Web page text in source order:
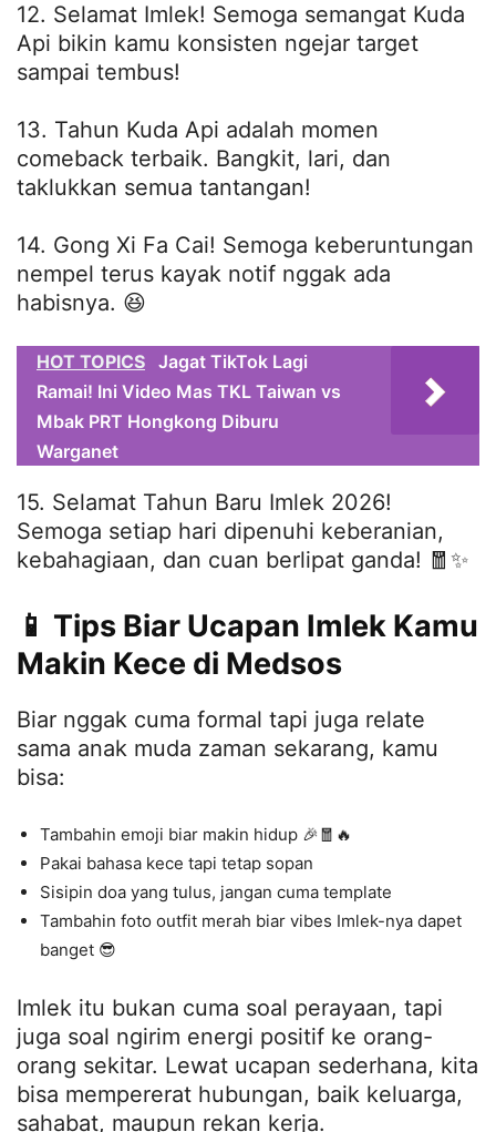
12. Selamat Imlek! Semoga semangat Kuda
Api bikin kamu konsisten ngejar target
sampai tembus!
13. Tahun Kuda Api adalah momen
comeback terbaik. Bangkit, lari, dan
taklukkan semua tantangan!
14. Gong Xi Fa Cai! Semoga keberuntungan
nempel terus kayak notif nggak ada
habisnya. 😆
HOT TOPICS Jagat TikTok Lagi
Ramai! Ini Video Mas TKL Taiwan vs
Mbak PRT Hongkong Diburu
Warganet
15. Selamat Tahun Baru Imlek 2026!
Semoga setiap hari dipenuhi keberanian,
kebahagiaan, dan cuan berlipat ganda! 🧧✨
📱 Tips Biar Ucapan Imlek Kamu
Makin Kece di Medsos
Biar nggak cuma formal tapi juga relate
sama anak muda zaman sekarang, kamu
bisa:
Tambahin emoji biar makin hidup 🎉🧧🔥
Pakai bahasa kece tapi tetap sopan
Sisipin doa yang tulus, jangan cuma template
Tambahin foto outfit merah biar vibes Imlek-nya dapet
banget 😎
Imlek itu bukan cuma soal perayaan, tapi
juga soal ngirim energi positif ke orang-
orang sekitar. Lewat ucapan sederhana, kita
bisa mempererat hubungan, baik keluarga,
sahabat, maupun rekan kerja.